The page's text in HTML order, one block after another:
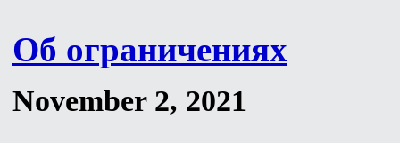
Об ограничениях
November 2, 2021